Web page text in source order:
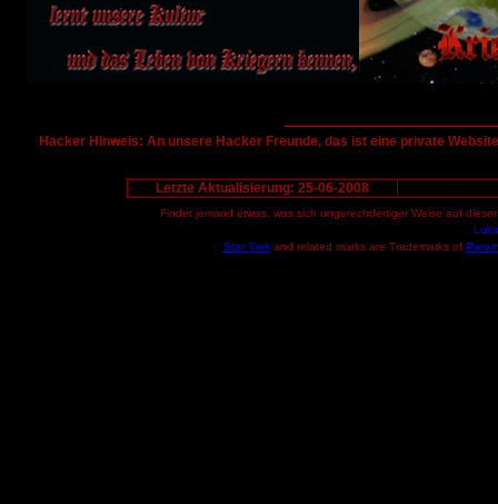
Hacker Hinweis: An unsere Hacker Freunde, das ist eine private
Letzte Aktualisierung: 25-06-2008
Findet jemand etwas, was sich ungerechtfertiger Weise auf
Star Trekand related marks are Trademarks of